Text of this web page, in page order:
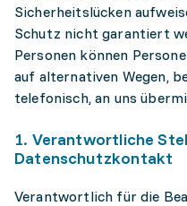
Sicherheitslücken
Schutz nicht garantiert
Personen können
auf alternativen Wegen,
telefonisch, an uns
1. Verantwortliche
Datenschutzkontakt
Verantwortlich für die